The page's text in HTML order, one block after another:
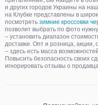
и других городов Украины на
на Клубке представлены в
посмотреть зимние кроссовки
позволит выбрать по фото
– установить диапазон
доставки. Опт и розница, акции,
– здесь есть масса
Повысить безопасность своих
игнорировать отзывы о